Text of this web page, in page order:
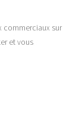
commerciaux sur
et vous